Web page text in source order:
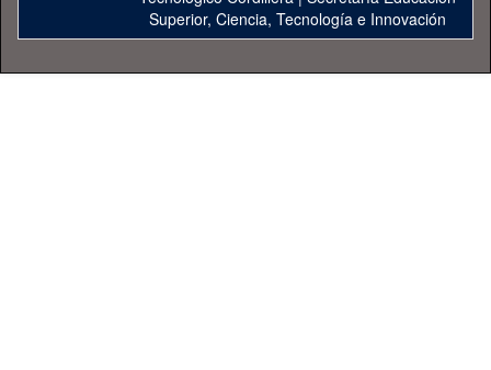
Superior, Ciencia, Tecnología e Innovación